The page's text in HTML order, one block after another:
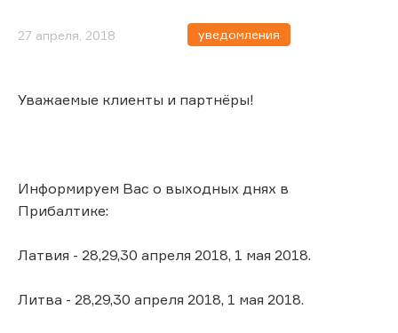
27 апреля, 2018 уведомления
Уважаемые клиенты и партнёры!
Информируем Вас о выходных днях в
Прибалтике:
Латвия - 28,29,30 апреля 2018, 1 мая 2018.
Литва - 28,29,30 апреля 2018, 1 мая 2018.